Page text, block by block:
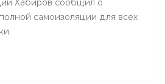
Хабиров сообщил о
самоизоляции для всех